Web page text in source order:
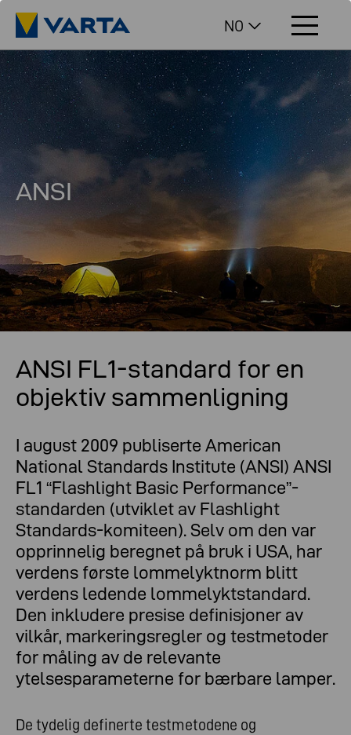
NO
ANSI
standard
ANSI FL1-standard for en
objektiv sammenligning
I august 2009 publiserte American
National Standards Institute (ANSI) ANSI
FL1 “Flashlight Basic Performance”-
standarden (utviklet av Flashlight
Standards-komiteen). Selv om den var
opprinnelig beregnet på bruk i USA, har
verdens første lommelyktnorm blitt
verdens ledende lommelyktstandard.
Den inkludere presise definisjoner av
vilkår, markeringsregler og testmetoder
for måling av de relevante
ytelsesparameterne for bærbare lamper.
De tydelig definerte testmetodene og